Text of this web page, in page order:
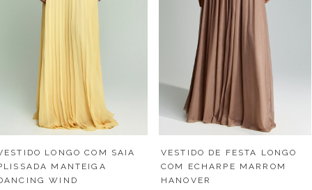
LONGO COM SAIA
MANTEIGA
WIND
VESTIDO DE FESTA LONGO
COM ECHARPE MARROM
HANOVER